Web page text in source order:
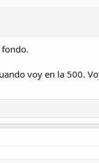
fondo.
voy en la 500.